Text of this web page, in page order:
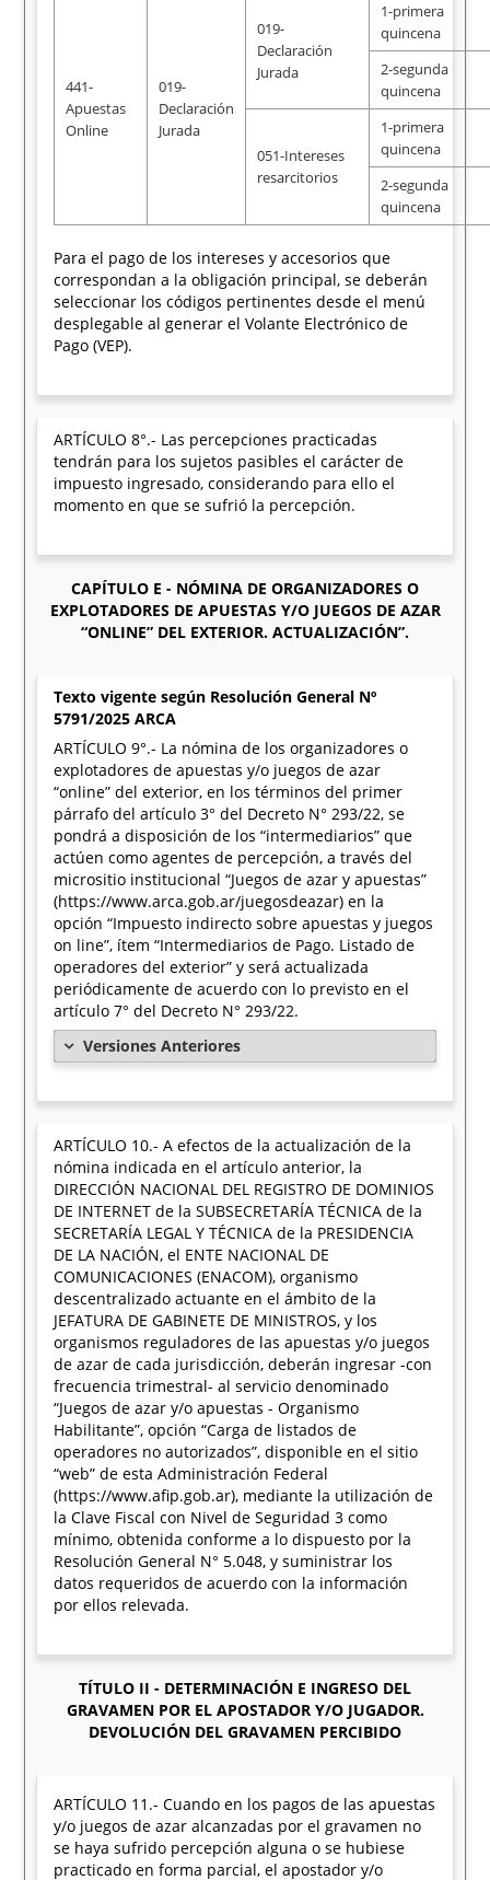
441-
Apuestas
Online
019-
Declaración
Jurada
019-
Declaración
Jurada
1-primera
quincena
2-segunda
quincena
051-Intereses
resarcitorios
1-primera
quincena
2-segunda
quincena
Para el pago de los intereses y accesorios que
correspondan a la obligación principal, se deberán
seleccionar los códigos pertinentes desde el menú
desplegable al generar el Volante Electrónico de
Pago (VEP).
ARTÍCULO 8°.- Las percepciones practicadas
tendrán para los sujetos pasibles el carácter de
impuesto ingresado, considerando para ello el
momento en que se sufrió la percepción.
CAPÍTULO E - NÓMINA DE ORGANIZADORES O
EXPLOTADORES DE APUESTAS Y/O JUEGOS DE AZAR
“ONLINE” DEL EXTERIOR. ACTUALIZACIÓN”.
Texto vigente según Resolución General Nº
5791/2025 ARCA
ARTÍCULO 9°.- La nómina de los organizadores o
explotadores de apuestas y/o juegos de azar
“online” del exterior, en los términos del primer
párrafo del artículo 3° del Decreto N° 293/22, se
pondrá a disposición de los “intermediarios” que
actúen como agentes de percepción, a través del
micrositio institucional “Juegos de azar y apuestas”
(https://www.arca.gob.ar/juegosdeazar) en la
opción “Impuesto indirecto sobre apuestas y juegos
on line”, ítem “Intermediarios de Pago. Listado de
operadores del exterior” y será actualizada
periódicamente de acuerdo con lo previsto en el
artículo 7° del Decreto N° 293/22.
Versiones Anteriores
ARTÍCULO 10.- A efectos de la actualización de la
nómina indicada en el artículo anterior, la
DIRECCIÓN NACIONAL DEL REGISTRO DE DOMINIOS
DE INTERNET de la SUBSECRETARÍA TÉCNICA de la
SECRETARÍA LEGAL Y TÉCNICA de la PRESIDENCIA
DE LA NACIÓN, el ENTE NACIONAL DE
COMUNICACIONES (ENACOM), organismo
descentralizado actuante en el ámbito de la
JEFATURA DE GABINETE DE MINISTROS, y los
organismos reguladores de las apuestas y/o juegos
de azar de cada jurisdicción, deberán ingresar -con
frecuencia trimestral- al servicio denominado
“Juegos de azar y/o apuestas - Organismo
Habilitante”, opción “Carga de listados de
operadores no autorizados”, disponible en el sitio
“web” de esta Administración Federal
(https://www.afip.gob.ar), mediante la utilización de
la Clave Fiscal con Nivel de Seguridad 3 como
mínimo, obtenida conforme a lo dispuesto por la
Resolución General N° 5.048, y suministrar los
datos requeridos de acuerdo con la información
por ellos relevada.
TÍTULO II - DETERMINACIÓN E INGRESO DEL
GRAVAMEN POR EL APOSTADOR Y/O JUGADOR.
DEVOLUCIÓN DEL GRAVAMEN PERCIBIDO
ARTÍCULO 11.- Cuando en los pagos de las apuestas
y/o juegos de azar alcanzadas por el gravamen no
se haya sufrido percepción alguna o se hubiese
practicado en forma parcial, el apostador y/o